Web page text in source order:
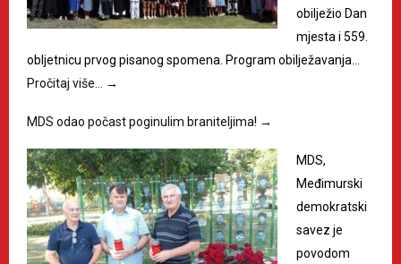
obilježio Dan
mjesta i 559.
obljetnicu prvog pisanog spomena. Program obilježavanja…
Pročitaj više…
→
MDS odao počast poginulim braniteljima! →
MDS,
Međimurski
demokratski
savez je
povodom